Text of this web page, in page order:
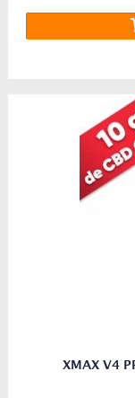
XMAX V4